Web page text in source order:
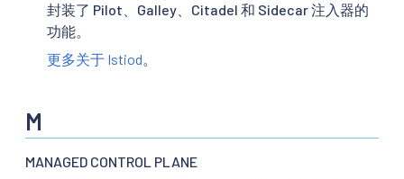
封装了 Pilot、Galley、Citadel 和 Sidecar 注入器的
功能。
更多关于 Istiod
M
MANAGED CONTROL PLANE